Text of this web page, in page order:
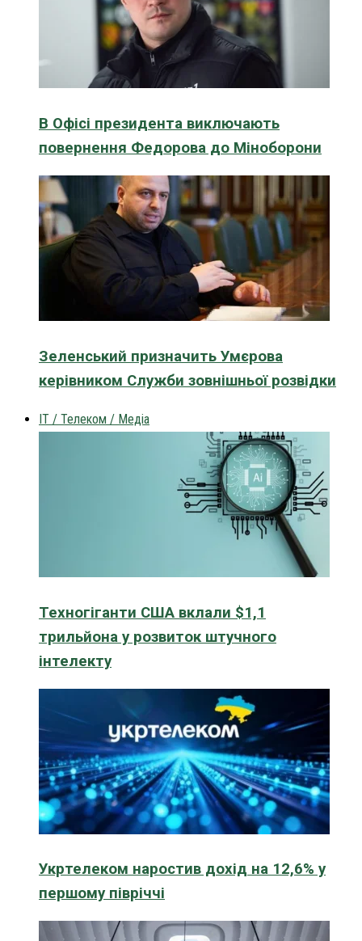
В Офісі президента виключають
повернення Федорова до Міноборони
Зеленський призначить Умєрова
керівником Служби зовнішньої розвідки
IT / Телеком / Медіа
Техногіганти США вклали $1,1
трильйона у розвиток штучного
інтелекту
Укртелеком наростив дохід на 12,6% у
першому півріччі